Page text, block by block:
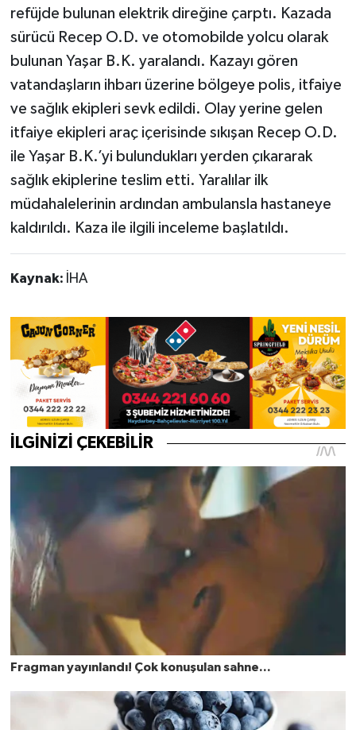
refüjde bulunan elektrik direğine çarptı. Kazada
sürücü Recep O.D. ve otomobilde yolcu olarak
bulunan Yaşar B.K. yaralandı. Kazayı gören
vatandaşların ihbarı üzerine bölgeye polis, itfaiye
ve sağlık ekipleri sevk edildi. Olay yerine gelen
itfaiye ekipleri araç içerisinde sıkışan Recep O.D.
ile Yaşar B.K.’yi bulundukları yerden çıkararak
sağlık ekiplerine teslim etti. Yaralılar ilk
müdahalelerinin ardından ambulansla hastaneye
kaldırıldı. Kaza ile ilgili inceleme başlatıldı.
Kaynak: İHA